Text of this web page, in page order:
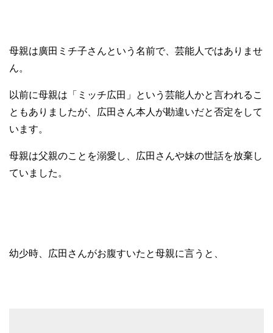
母親は廣田ミチ子さんという名前で、芸能人ではありませ
ん。
以前に母親は「ミッチ広田」という芸能人かと言われるこ
ともありましたが、広田さん本人が勘違いだと否定をして
います。
母親は父親のことを溺愛し、広田さんや妹の世話を放棄し
ていました。
幼少時、広田さんがお腹すいたと母親に言うと、